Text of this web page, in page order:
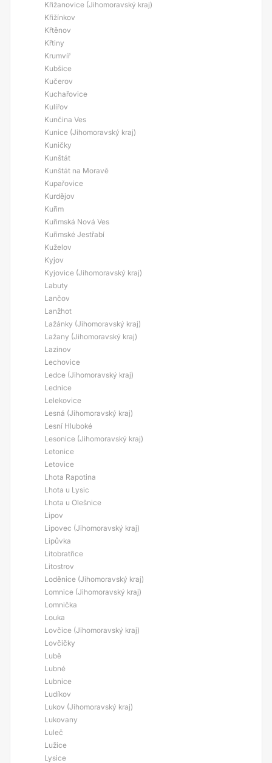
Křižanovice (Jihomoravský kraj)
Křižínkov
Křtěnov
Křtiny
Krumvíř
Kubšice
Kučerov
Kuchařovice
Kulířov
Kunčina Ves
Kunice (Jihomoravský kraj)
Kuničky
Kunštát
Kunštát na Moravě
Kupařovice
Kurdějov
Kuřim
Kuřimská Nová Ves
Kuřimské Jestřabí
Kuželov
Kyjov
Kyjovice (Jihomoravský kraj)
Labuty
Lančov
Lanžhot
Lažánky (Jihomoravský kraj)
Lažany (Jihomoravský kraj)
Lazinov
Lechovice
Ledce (Jihomoravský kraj)
Lednice
Lelekovice
Lesná (Jihomoravský kraj)
Lesní Hluboké
Lesonice (Jihomoravský kraj)
Letonice
Letovice
Lhota Rapotina
Lhota u Lysic
Lhota u Olešnice
Lipov
Lipovec (Jihomoravský kraj)
Lipůvka
Litobratřice
Litostrov
Loděnice (Jihomoravský kraj)
Lomnice (Jihomoravský kraj)
Lomnička
Louka
Lovčice (Jihomoravský kraj)
Lovčičky
Lubě
Lubné
Lubnice
Ludíkov
Lukov (Jihomoravský kraj)
Lukovany
Luleč
Lužice
Lysice